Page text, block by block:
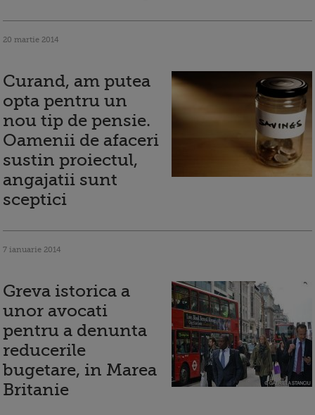
20 martie 2014
Curand, am putea
opta pentru un
nou tip de pensie.
Oamenii de afaceri
sustin proiectul,
angajatii sunt
sceptici
7 ianuarie 2014
Greva istorica a
unor avocati
pentru a denunta
reducerile
bugetare, in Marea
Britanie